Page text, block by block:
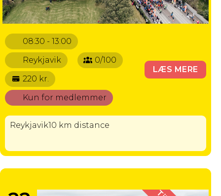
08:30 - 13:00
Reykjavik
0/100
220 kr.
Kun for medlemmer
LÆS MERE
Reykjavik10 km distance